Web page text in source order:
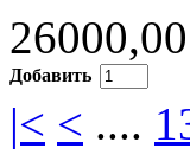
Добавить
|< < ....